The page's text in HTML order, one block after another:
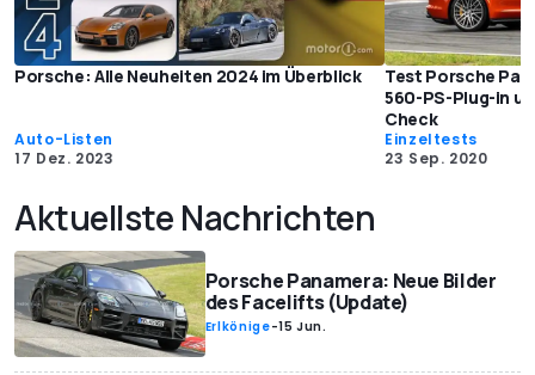
Porsche: Alle Neuheiten 2024 im Überblick
Auto-Listen
17 Dez. 2023
Test Porsche
560-PS-Plug-in
Check
Einzeltests
23 Sep. 2020
Aktuellste Nachrichten
Porsche Panamera: Neue Bilder
des Facelifts (Update)
Erlkönige-15 Jun.